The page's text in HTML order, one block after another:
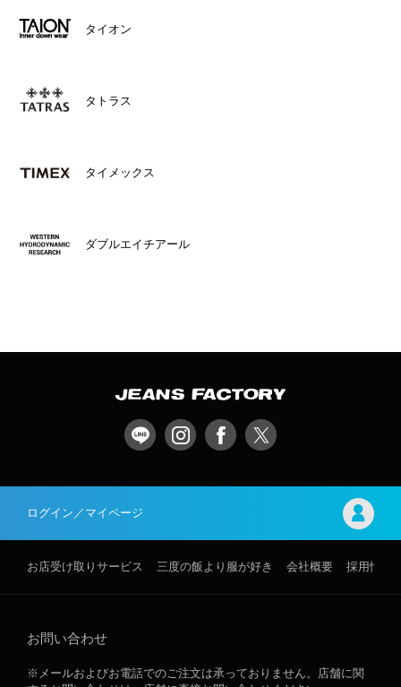
タイオン
タトラス
タイメックス
ダブルエイチアール
ログイン／マイページ
お店受け取りサービス 三度の飯より服が好き 会社概要 採用情報
お問い合わせ
※メールおよびお電話でのご注文は承っておりません。店舗に関